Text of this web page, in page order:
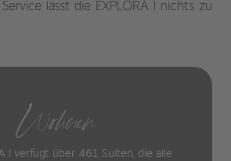
lässt die EXPLORA I nichts zu
Wohnen
I verfügt über 461 Suiten, die alle